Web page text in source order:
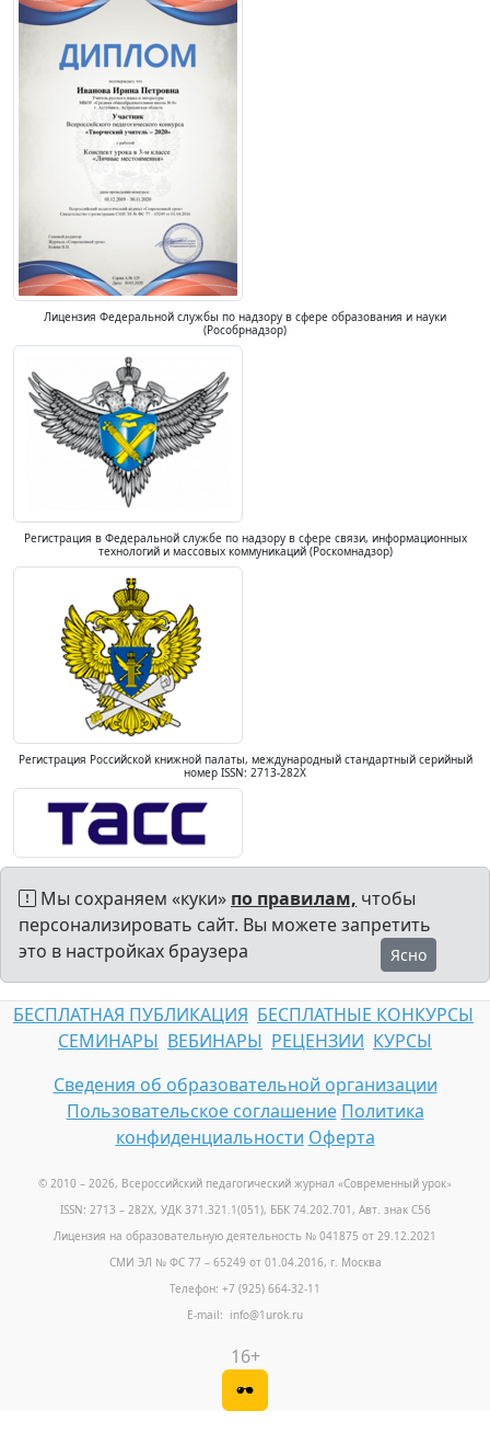
Лицензия Федеральной службы по надзору в сфере образования и науки
(Рособрнадзор)
Регистрация в Федеральной службе по надзору в сфере связи, информационных
технологий и массовых коммуникаций (Роскомнадзор)
Регистрация Российской книжной палаты, международный стандартный серийный
номер ISSN: 2713-282X
Мы сохраняем «куки» по правилам, чтобы
персонализировать сайт. Вы можете запретить
это в настройках браузера
Ясно
БЕСПЛАТНАЯ ПУБЛИКАЦИЯ БЕСПЛАТНЫЕ КОНКУРСЫ
СЕМИНАРЫ ВЕБИНАРЫ РЕЦЕНЗИИ КУРСЫ
Сведения об образовательной организации
Пользовательское соглашение Политика
конфиденциальности Оферта
© 2010 – 2026, Всероссийский педагогический журнал «Современный урок»
ISSN: 2713 – 282X, УДК 371.321.1(051), ББК 74.202.701, Авт. знак С56
Лицензия на образовательную деятельность № 041875 от 29.12.2021
СМИ ЭЛ № ФС 77 – 65249 от 01.04.2016, г. Москва
Телефон: +7 (925) 664-32-11
E-mail: info@1urok.ru
16+